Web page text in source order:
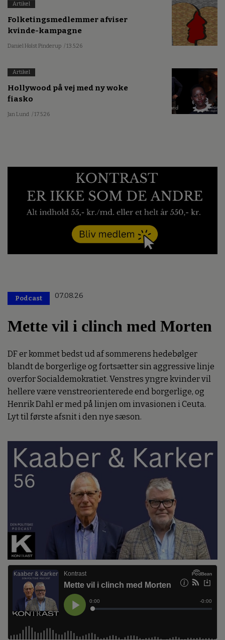
Artikel
Folketingsmedlemmer afviser
kvinde-kampagne
Daniel Holst Pinderup / 13.5.26
Artikel
Hollywood på vej med ny woke
fiasko
Jan Lund / 17.5.26
Podcast 07.08.26
Mette vil i clinch med Morten
DF er kommet bedst ud af sommerens hedebølger
blandt de borgerlige og fortsætter sin aggressive linje
overfor Socialdemokratiet. Venstres yngre kvinder vil
hellere være venstreorienterede end borgerlige, og
Henrik Dahl er med på linjen om invasionen i Ceuta.
Lyt til første afsnit i den nye sæson.